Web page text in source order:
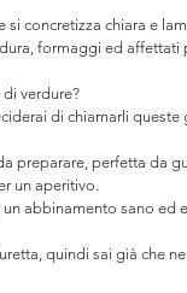
si concretizza chiara e
formaggi ed affettati
verdure?⠀
di chiamarli
preparare, perfetta da
un aperitivo.⠀
abbinamento sano ed
quindi sai già che